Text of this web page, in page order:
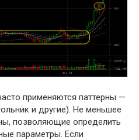
применяются паттерны —
и другие). Не меньшее
позволяющие определить
параметры. Если